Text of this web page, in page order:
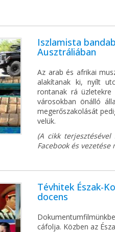
Iszlamista
Ausztráliában
Az arab és afrikai
alakítanak ki, nyílt
rontanak rá
városokban önálló
megerőszakolását
velük.
(A cikk
Facebook és
Tévhitek Észak-
docens
cáfolja. Közben az